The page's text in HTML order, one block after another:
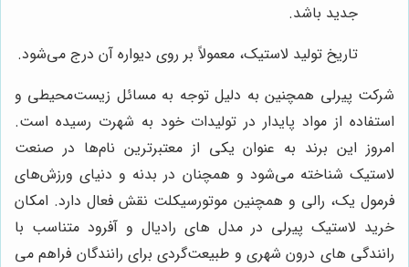
جدید باشد.
تاریخ تولید لاستیک، معمولاً بر روی دیواره آن درج می‌شود.
شرکت پیرلی همچنین به دلیل توجه به مسائل زیست‌محیطی و
استفاده از مواد پایدار در تولیدات خود به شهرت رسیده است.
امروز این برند به عنوان یکی از معتبرترین نام‌ها در صنعت
لاستیک شناخته می‌شود و همچنان در بدنه و دنیای ورزش‌های
فرمول یک، رالی و همچنین موتورسیکلت نقش فعال دارد. امکان
خرید لاستیک پیرلی در مدل های رادیال و آفرود متناسب با
رانندگی های درون شهری و طبیعت‌گردی برای رانندگان فراهم می